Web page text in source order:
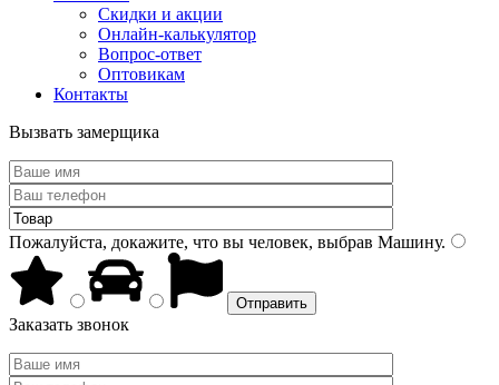
Скидки и акции
Онлайн-калькулятор
Вопрос-ответ
Оптовикам
Контакты
Вызвать замерщика
Пожалуйста, докажите, что вы человек, выбрав Машину.
Заказать звонок